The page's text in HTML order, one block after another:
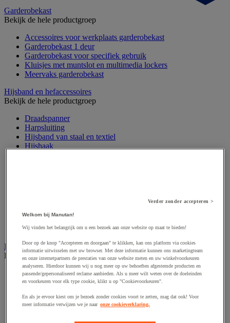
Garderobekast
Bekijk de hele productgroep
Accessoires voor werkplaats garderobekast
Garderobekast 1 deur
Garderobekast voor specifiek gebruik
Kluisjes met muntslot en multimedia lockers
Meervaks garderobekast
Hijsband en hefaccessoires
Bekijk de hele productgroep
Draadspanner
Harpsluiting
Hijsband van staal en textiel
Hijshaak
Stalen ketting
Touw en draad
Industriële en magazijnstellingen
Bekijk de hele productgroep
Doorschuifstelling en doorrolstelling
Draagarmstelling voor lange lasten
Lichte stelling
Middelzware stelling
Verder zonder accepteren >
Welkom bij Manutan!
Wij vinden het belangrijk om u een bezoek aan onze website op maat te bieden!
Door op de knop "Accepteren en doorgaan" te klikken, kan ons platform via cookies
informatie uitwisselen met uw browser. Met deze informatie kunnen ons marketingteam
en onze internetpartners de prestaties van onze website meten en uw winkelvoorkeuren
analyseren. Hierdoor kunnen wij u nog meer op uw behoeften afgestemde producten en
passende/gepersonaliseerd reclame aanbieden. Als u meer wilt weten over de doeleinden
en voorkeuren voor elk type cookie, klikt u op "Cookievoorkeuren".
En als je ervoor kiest om je bezoek zonder cookies voort te zetten, mag dat ook! Voor
meer informatie verwijzen we je naar onze cookieverklaring.